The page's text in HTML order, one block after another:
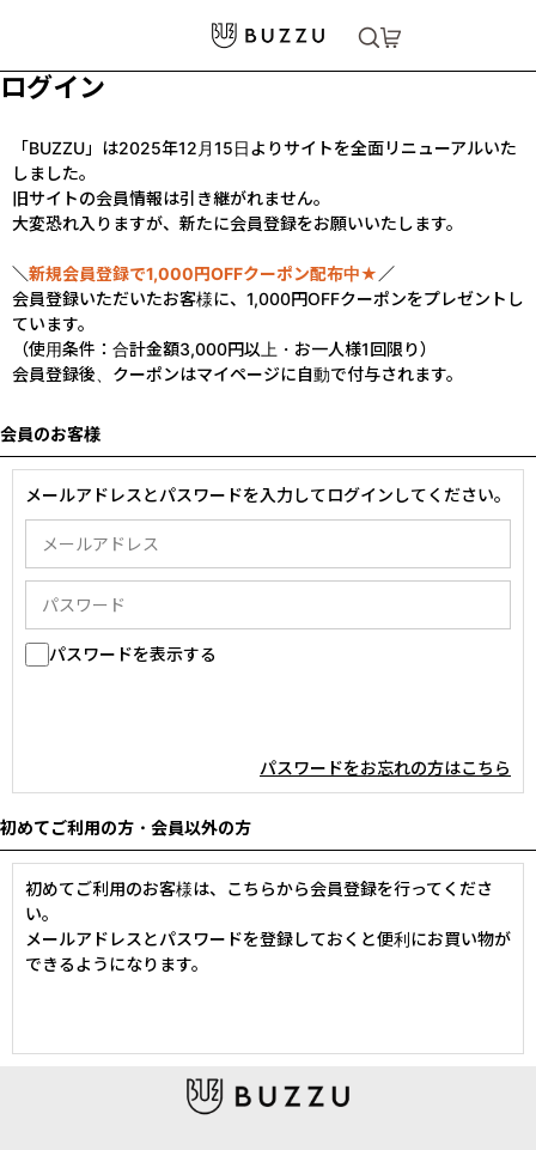
ログイン
「BUZZU」は2025年12月15日よりサイトを全面リニューアルいた
しました。
旧サイトの会員情報は引き継がれません。
大変恐れ入りますが、新たに会員登録をお願いいたします。
＼新規会員登録で1,000円OFFクーポン配布中★ ／
会員登録いただいたお客様に、1,000円OFFクーポンをプレゼントし
ています。
（使用条件：合計金額3,000円以上・お一人様1回限り）
会員登録後、クーポンはマイページに自動で付与されます。
会員のお客様
メールアドレスとパスワードを入力してログインしてください。
パスワードを表示する
パスワードをお忘れの方はこちら
初めてご利用の方・会員以外の方
初めてご利用のお客様は、こちらから会員登録を行ってくださ
い。
メールアドレスとパスワードを登録しておくと便利にお買い物が
できるようになります。